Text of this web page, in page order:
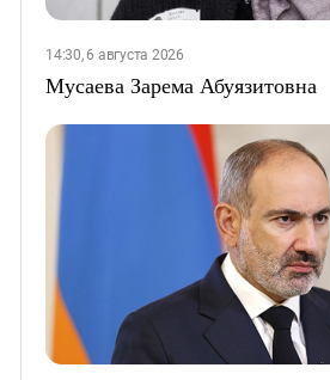
14:30, 6 августа 2026
Мусаева Зарема Абуязитовна